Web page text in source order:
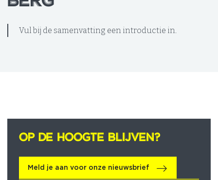
Vul bij de samenvatting een introductie in.
OP DE HOOGTE BLIJVEN?
OP DE HOOGTE BLIJVEN?
Meld je aan voor onze nieuwsbrief